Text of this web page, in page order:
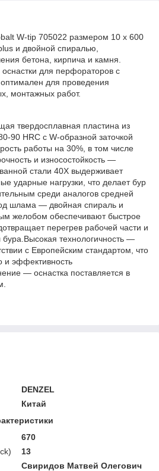
W-tip 705022 размером 10 х 600
и двойной спиралью,
бетона, кирпича и камня.
оснастки для перфораторов с
для проведения
монтажных работ.
твердосплавная пластина из
90 HRC с W-образной заточкой
работы на 30%, в том числе
и износостойкость —
стали 40Х выдерживает
ударные нагрузки, что делает бур
среди аналогов средней
шлама — двойная спираль и
желобом обеспечивают быстрое
перегрев рабочей части и
технологичность —
с Европейским стандартом, что
и эффективность
— оснастка поставляется в
DENZEL
Китай
670
13
Свиридов Матвей Олегович